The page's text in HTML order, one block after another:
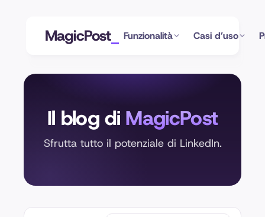
MagicPost Funzionalità Casi d’uso
Il blog di MagicPost
Sfrutta tutto il potenziale di LinkedIn.